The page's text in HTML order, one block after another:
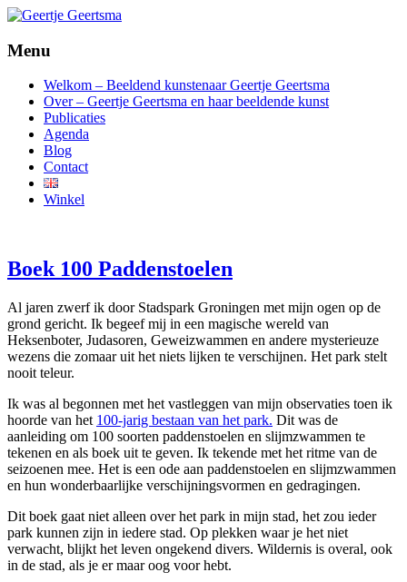
Geertje Geertsma
beeldende kunst
Menu
Welkom – Beeldend kunstenaar Geertje Geertsma
Over – Geertje Geertsma en haar beeldende kunst
Publicaties
Agenda
Blog
Contact
Winkel
Boek 100 Paddenstoelen
Al jaren zwerf ik door Stadspark Groningen met mijn ogen op de
grond gericht. Ik begeef mij in een magische wereld van
Heksenboter, Judasoren, Geweizwammen en andere mysterieuze
wezens die zomaar uit het niets lijken te verschijnen. Het park stelt
nooit teleur.
Ik was al begonnen met het vastleggen van mijn observaties toen ik
hoorde van het 100-jarig bestaan van het park. Dit was de
aanleiding om 100 soorten paddenstoelen en slijmzwammen te
tekenen en als boek uit te geven. Ik tekende met het ritme van de
seizoenen mee. Het is een ode aan paddenstoelen en slijmzwammen
en hun wonderbaarlijke verschijningsvormen en gedragingen.
Dit boek gaat niet alleen over het park in mijn stad, het zou ieder
park kunnen zijn in iedere stad. Op plekken waar je het niet
verwacht, blijkt het leven ongekend divers. Wildernis is overal, ook
in de stad, als je er maar oog voor hebt.